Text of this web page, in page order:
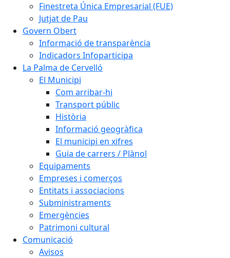
Finestreta Única Empresarial (FUE)
Jutjat de Pau
Govern Obert
Informació de transparència
Indicadors Infoparticipa
La Palma de Cervelló
El Municipi
Com arribar-hi
Transport públic
Història
Informació geogràfica
El municipi en xifres
Guia de carrers / Plànol
Equipaments
Empreses i comerços
Entitats i associacions
Subministraments
Emergències
Patrimoni cultural
Comunicació
Avisos